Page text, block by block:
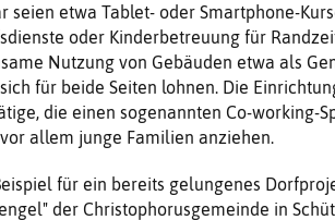
seien etwa Tablet- oder Smartphone-
oder Kinderbetreuung für
Nutzung von Gebäuden etwa als
für beide Seiten lohnen. Die
die einen sogenannten Co-working-
allem junge Familien anziehen.
für ein bereits gelungenes
der Christophorusgemeinde in